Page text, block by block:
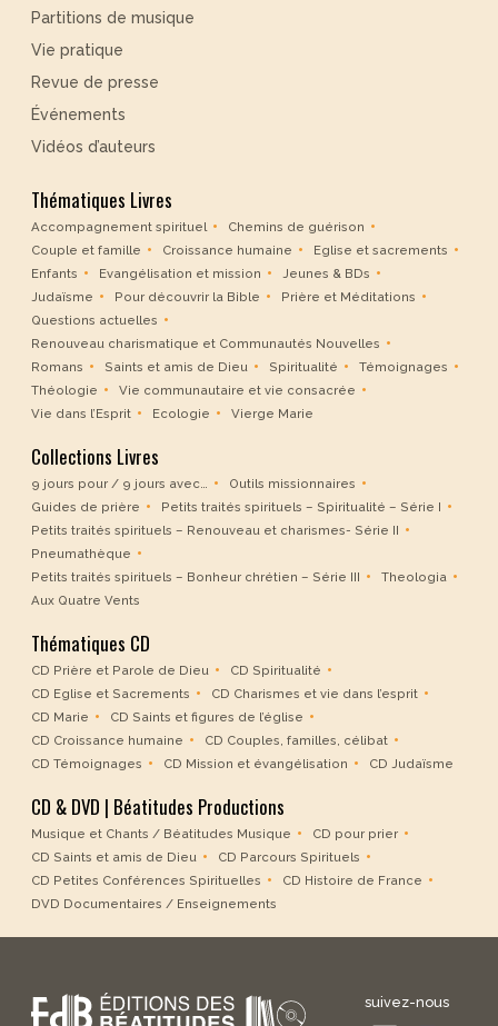
Partitions de musique
Vie pratique
Revue de presse
Événements
Vidéos d’auteurs
Thématiques Livres
Accompagnement spirituel
Chemins de guérison
Couple et famille
Croissance humaine
Eglise et sacrements
Enfants
Evangélisation et mission
Jeunes & BDs
Judaïsme
Pour découvrir la Bible
Prière et Méditations
Questions actuelles
Renouveau charismatique et Communautés Nouvelles
Romans
Saints et amis de Dieu Spiritualité
Témoignages
Théologie
Vie communautaire et vie consacrée
Vie dans l’Esprit
Ecologie Vierge Marie
Collections Livres
9 jours pour / 9 jours avec…
Outils missionnaires
Guides de prière
Petits traités spirituels – Spiritualité – Série I
Petits traités spirituels – Renouveau et charismes- Série II
Pneumathèque
Petits traités spirituels – Bonheur chrétien – Série III
Theologia
Aux Quatre Vents
Thématiques CD
CD Prière et Parole de Dieu
CD Spiritualité
CD Eglise et Sacrements
CD Charismes et vie dans l’esprit
CD Marie
CD Saints et figures de l’église
CD Croissance humaine
CD Couples, familles, célibat
CD Témoignages
CD Mission et évangélisation CD Judaïsme
CD & DVD | Béatitudes Productions
Musique et Chants / Béatitudes Musique
CD pour prier
CD Saints et amis de Dieu
CD Parcours Spirituels
CD Petites Conférences Spirituelles
CD Histoire de France
DVD Documentaires / Enseignements
suivez-nous